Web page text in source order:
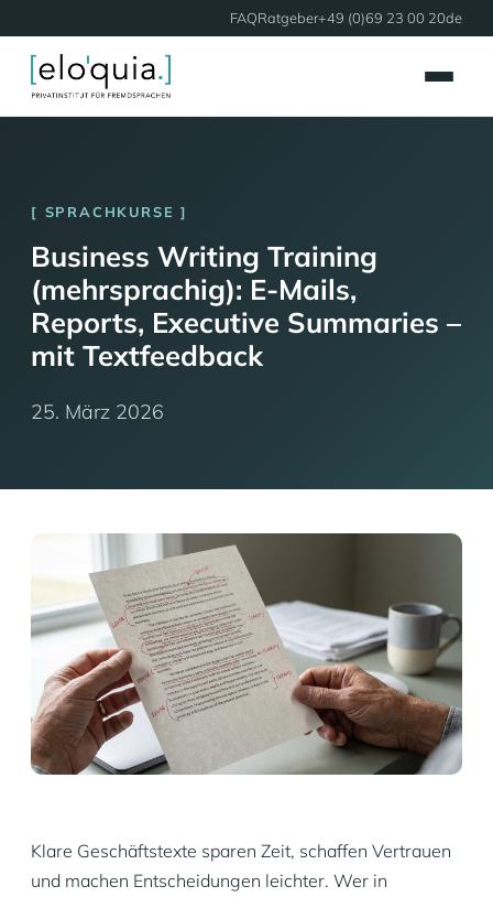
FAQRatgeber+49 (0)69 23 00 20de
SPRACHKURSE
Business Writing Training
(mehrsprachig): E-Mails,
Reports, Executive Summaries –
mit Textfeedback
25. März 2026
Klare Geschäftstexte sparen Zeit, schaffen Vertrauen
und machen Entscheidungen leichter. Wer in